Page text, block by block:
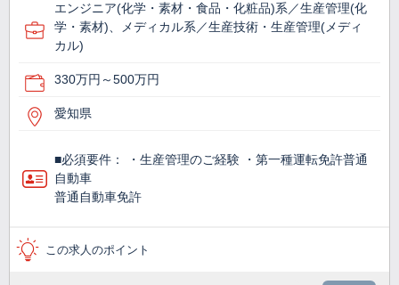
エンジニア(化学・素材・食品・化粧品)系／生産管理(化
学・素材)、メディカル系／生産技術・生産管理(メディ
カル)
330万円～500万円
愛知県
■必須要件： ・生産管理のご経験 ・第一種運転免許普通
自動車
普通自動車免許
この求人のポイント